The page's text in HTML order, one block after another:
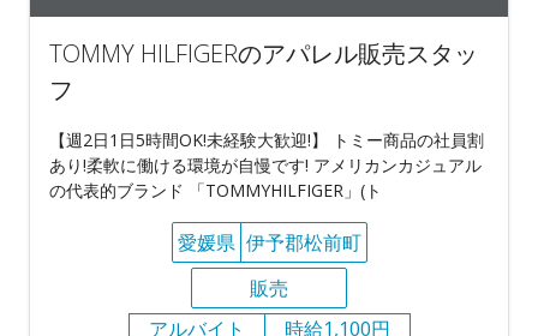
TOMMY HILFIGERのアパレル販売スタッ
フ
【週2日1日5時間OK!未経験大歓迎!】 トミー商品の社員割
あり!柔軟に働ける環境が自慢です! アメリカンカジュアル
の代表的ブランド 「TOMMYHILFIGER」(ト
愛媛県 伊予郡松前町
販売
アルバイト
時給1,100円